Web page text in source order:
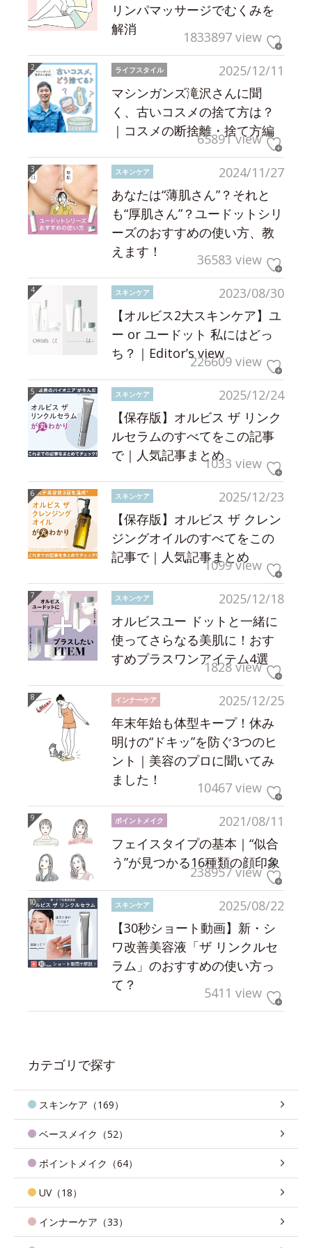
リンパマッサージでむくみを
解消
1833897 view
2025/12/11
ライフスタイル
マシンガンズ滝沢さんに聞
く、古いコスメの捨て方は？
｜コスメの断捨離・捨て方編
65891 view
2024/11/27
スキンケア
あなたは“薄肌さん”？それと
も“厚肌さん”？ユードットシリ
ーズのおすすめの使い方、教
えます！
36583 view
2023/08/30
スキンケア
【オルビス2大スキンケア】ユ
ー or ユードット 私にはどっ
ち？｜Editor’s view226609 view
2025/12/24
スキンケア
【保存版】オルビス ザ リンク
ルセラムのすべてをこの記事
で｜人気記事まとめ1033 view
2025/12/23
スキンケア
【保存版】オルビス ザ クレン
ジングオイルのすべてをこの
記事で｜人気記事まとめ
1099 view
2025/12/18
スキンケア
オルビスユー ドットと一緒に
使ってさらなる美肌に！おす
すめプラスワンアイテム4選
1828 view
2025/12/25
インナーケア
年末年始も体型キープ！休み
明けの“ドキッ”を防ぐ3つのヒ
ント｜美容のプロに聞いてみ
ました！
10467 view
2021/08/11
ポイントメイク
フェイスタイプの基本｜“似合
う”が見つかる16種類の顔印象
238957 view
2025/08/22
スキンケア
【30秒ショート動画】新・シ
ワ改善美容液「ザ リンクルセ
ラム」のおすすめの使い方っ
て？
5411 view
カテゴリで探す
スキンケア（169）
ベースメイク（52）
ポイントメイク（64）
UV（18）
インナーケア（33）